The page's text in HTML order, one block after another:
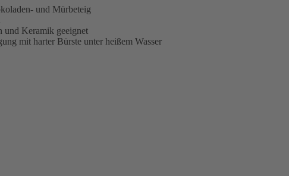
und Mürbeteig
und Keramik geeignet
mit harter Bürste unter heißem Wasser